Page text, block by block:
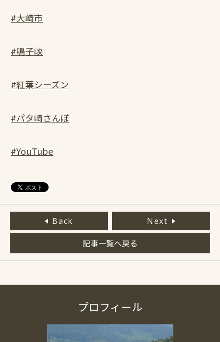
#大崎市
#鳴子峡
#紅葉シーズン
#パタ崎さんぽ
#YouTube
Back Next
記事一覧へ戻る
プロフィール